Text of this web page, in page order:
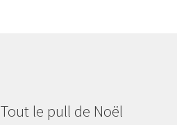
Tout le pull de Noël